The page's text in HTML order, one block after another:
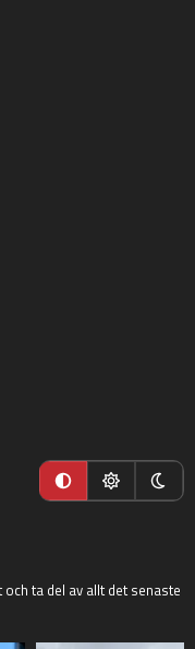
ta del av allt det senaste